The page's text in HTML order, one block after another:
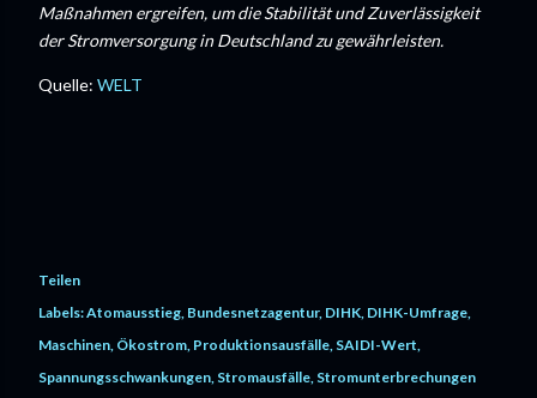
Maßnahmen ergreifen, um die Stabilität und Zuverlässigkeit
der Stromversorgung in Deutschland zu gewährleisten.
Quelle: WELT
Teilen
Labels:Atomausstieg Bundesnetzagentur DIHK DIHK-Umfrage
Maschinen Ökostrom Produktionsausfälle SAIDI-Wert
Spannungsschwankungen Stromausfälle Stromunterbrechungen